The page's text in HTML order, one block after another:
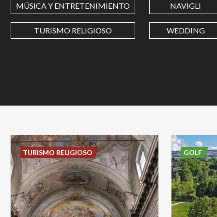
MÚSICA Y ENTRETENIMIENTO NAVIGLI
TURISMO RELIGIOSO WEDDING
TURISMO RELIGIOSO GOLF